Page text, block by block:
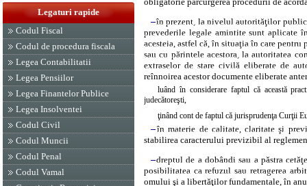
Legaturi rapide
Codul Fiscal
Codul de procedura fiscala
Legea Contabilitatii
Legea Pensiilor
Legea Finantelor Publice
Legea Insolventei
Codul Civil
Codul Muncii
Codul Penal
Codul Vamal
–în prezent, la nivelul autorităţilor
prevederile legale amintite sunt aplicate
acesteia, astfel că, în situaţia în care
sau cu părintele acestora, la autoritatea
extraselor de stare civilă eliberate de
reînnoirea acestor documente eliberate
luând în considerare faptul că această
judecătoreşti,
ţinând cont de faptul că jurisprudenţa Curţii
–în materie de calitate, claritate şi
stabilirea caracterului previzibil al
–dreptul de a dobândi sau a păstra
posibilitatea ca refuzul sau retragerea
omului şi a libertăţilor fundamentale, în